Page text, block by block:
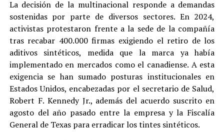
La decisión de la multinacional responde a demandas
sostenidas por parte de diversos sectores. En 2024,
activistas protestaron frente a la sede de la compañía
tras recabar 400.000 firmas exigiendo el retiro de los
aditivos sintéticos, medida que la marca ya había
implementado en mercados como el canadiense. A esta
exigencia se han sumado posturas institucionales en
Estados Unidos, encabezadas por el secretario de Salud,
Robert F. Kennedy Jr., además del acuerdo suscrito en
agosto del año pasado entre la empresa y la Fiscalía
General de Texas para erradicar los tintes sintéticos.